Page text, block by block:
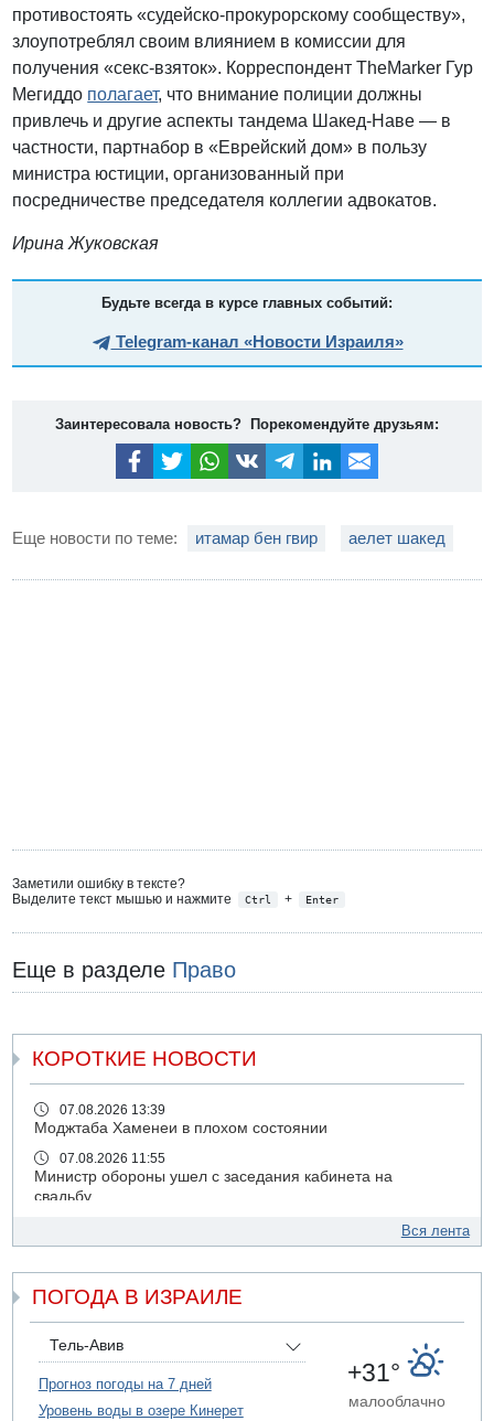
противостоять «судейско-прокурорскому сообществу»,
злоупотреблял своим влиянием в комиссии для
получения «секс-взяток». Корреспондент TheMarker Гур
Мегиддо полагает, что внимание полиции должны
привлечь и другие аспекты тандема Шакед-Наве — в
частности, партнабор в «Еврейский дом» в пользу
министра юстиции, организованный при
посредничестве председателя коллегии адвокатов.
Ирина Жуковская
Будьте всегда в курсе главных событий:
Telegram-канал «Новости Израиля»
Заинтересовала новость? Порекомендуйте друзьям:
Еще новости по теме: итамар бен гвир аелет шакед
Заметили ошибку в тексте?
Выделите текст мышью и нажмите
Ctrl + Enter
Еще в разделе Право
КОРОТКИЕ НОВОСТИ
07.08.2026 13:39
Моджтаба Хаменеи в плохом состоянии
07.08.2026 11:55
Министр обороны ушел с заседания кабинета на
свадьбу
Саудовская Аравия опасается нападения хуситов и
07.08.2026 08:29
В Бат-Яме утонул мужчина
07.08.2026 08:29
Стрельба в школе Таиланда
07.08.2026 06:47
Недалеко от Бейт-Шемеша погиб велосипедист
Вся лента
ПОГОДА В ИЗРАИЛЕ
Тель-Авив
Прогноз погоды на 7 дней
Уровень воды в озере Кинерет
+31°
малооблачно